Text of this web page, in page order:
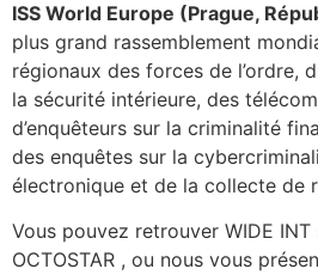
ISS World Europe (Prague,
plus grand rassemblement
régionaux des forces de l’ordre,
la sécurité intérieure, des
d’enquêteurs sur la criminalité
des enquêtes sur la
électronique et de la collecte de
Vous pouvez retrouver WIDE
OCTOSTAR , ou nous vous